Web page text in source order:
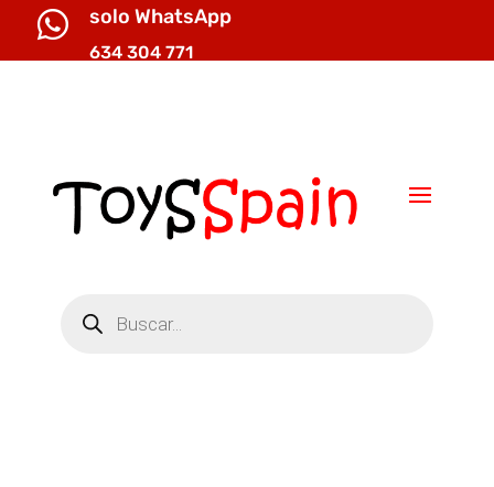
 solo WhatsApp
634 304 771
productos